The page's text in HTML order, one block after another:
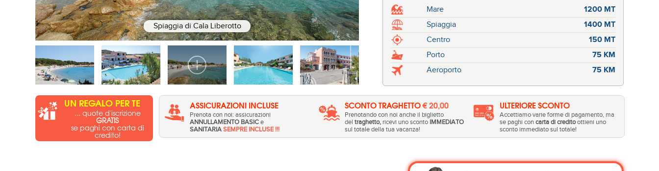
Spiaggia di Cala Liberotto
Mare
1200 MT
Spiaggia
1400 MT
Centro
150 MT
Porto
75 KM
Aeroporto
75 KM
UN REGALO PER TE
... quote d'iscrizione
GRATIS
se paghi con carta di
credito!
ASSICURAZIONI INCLUSE
Prenota con noi: assicurazioni
ANNULLAMENTO BASICe
SANITARIASEMPRE INCLUSE !!!
SCONTO TRAGHETTO€ 20,00
Prenotando con noi anche il biglietto
del traghetto, ricevi uno sconto IMMEDIATO
sul totale della tua vacanza!
ULTERIORE SCONTO
Accettiamo varie forme di pagamento, ma
se paghi con carta di creditoottieni uno
sconto immediato sul totale!